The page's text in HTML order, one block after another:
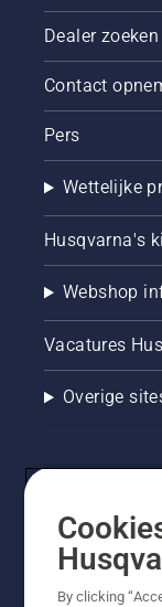
Dealer zoeken
Contact
Pers
Wettelijke
Husqvarna's
Webshop
Vacatures
Overige
By clicking